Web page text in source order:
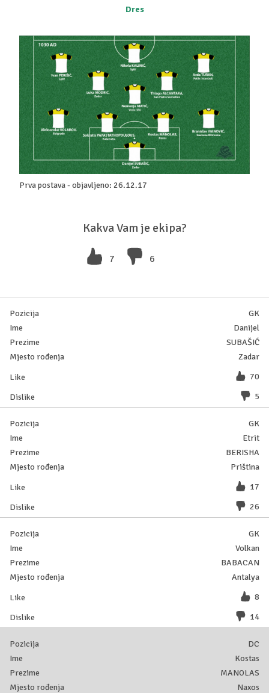
Dres
Kakva Vam je ekipa?
7 6
Prva postava - objavljeno: 26.12.17
GK
Danijel
SUBAŠIĆ
Zadar
70
5
GK
Etrit
BERISHA
Priština
17
26
GK
Volkan
BABACAN
Antalya
8
14
DC
Kostas
MANOLAS
Naxos